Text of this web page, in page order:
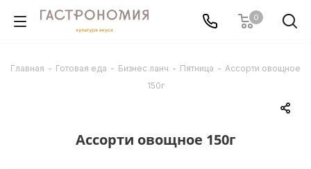
0
Главная - Готовая еда - Бизнес ланч - Пятница - Ассорти овощное
150г
Ассорти овощное 150г